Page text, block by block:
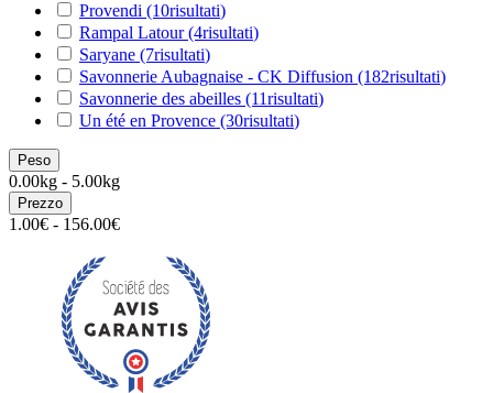
Provendi (10risultati)
Rampal Latour(4risultati)
Saryane (7risultati)
Savonnerie Aubagnaise - CK Diffusion (182risultati)
Savonnerie des abeilles (11risultati)
Un été en Provence (30risultati)
Peso
0.00kg - 5.00kg
Prezzo
1.00€ - 156.00€